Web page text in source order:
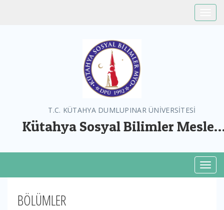
T.C. KÜTAHYA DUMLUPINAR ÜNİVERSİTESİ
Kütahya Sosyal Bilimler Meslek
BÖLÜMLER